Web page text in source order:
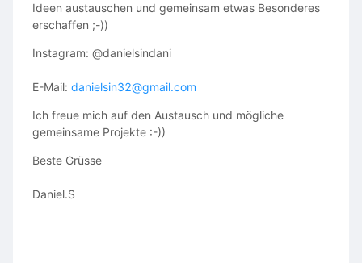
Ideen austauschen und gemeinsam etwas Besonderes
erschaffen ;-))
Instagram: @danielsindani
E-Mail: danielsin32@gmail.com
Ich freue mich auf den Austausch und mögliche
gemeinsame Projekte :-))
Beste Grüsse
Daniel.S